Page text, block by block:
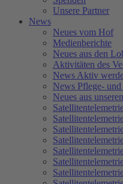
Unsere Partner
News
Neues vom Hof
Medienberichte
Neues aus den
Aktivitäten des
News Aktiv
News Pflege- und
Neues aus